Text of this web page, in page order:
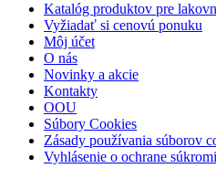
Katalóg produktov pre
Vyžiadať si cenovú ponuku
Môj účet
O nás
Novinky a akcie
Kontakty
OOU
Súbory Cookies
Zásady používania súborov
Vyhlásenie o ochrane